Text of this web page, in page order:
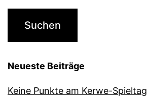
Neueste Beiträge
Keine Punkte am Kerwe-Spieltag